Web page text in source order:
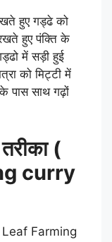
हुए गड्ढे को
हुए पंक्ति के
में सड़ी हुई
को मिट्टी में
पास साथ गढ़ों
(
curry
Leaf Farming